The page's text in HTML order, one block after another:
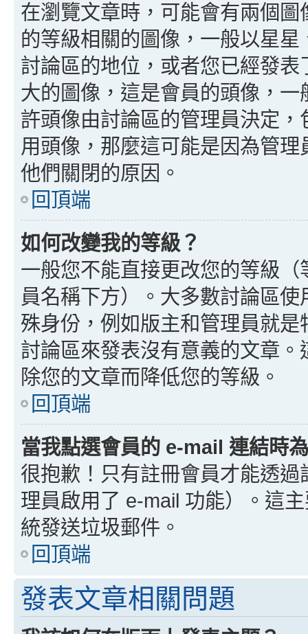
在瀏覽文章時，可能會有兩個
的等級相關的圖像，一般以星
討論區的地位，或者您已經發
大的圖像，這是會員的頭像，
許頭像由討論區的管理員決定
用頭像，那麼這可能是因為管
他們關閉的原因。
回頂端
如何改變我的等級？
一般您不能直接更改您的等級
員名稱下方）。大多數討論區
殊身份，例如版主和管理員就
討論區來發表沒有意義的文章
除您的文章而降低您的等級。
回頂端
當我點選會員的 e-mail 連結時
很抱歉！只有註冊會員才能透
理員啟用了 e-mail 功能）。這
統發送垃圾郵件。
回頂端
發表文章相關問題